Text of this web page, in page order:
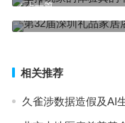
上一篇
相关推荐
久雀涉数据造假及AI